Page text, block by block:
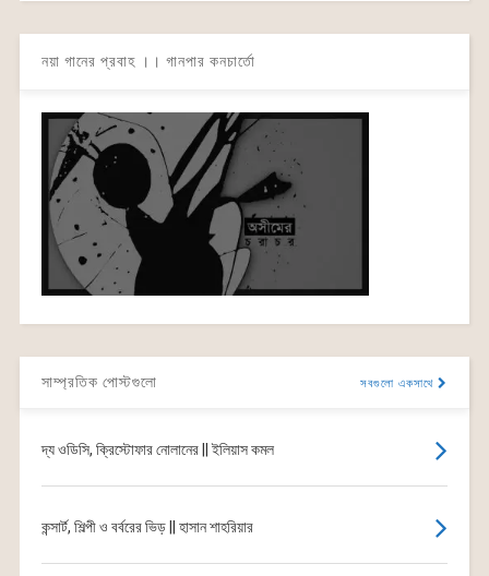
নয়া গানের প্রবাহ ।। গানপার কনচার্তো
সাম্প্রতিক পোস্টগুলো সবগুলো একসাথে
দ্য ওডিসি, ক্রিস্টোফার নোলানের || ইলিয়াস কমল
কন্সার্ট, শিল্পী ও বর্বরের ভিড় || হাসান শাহরিয়ার